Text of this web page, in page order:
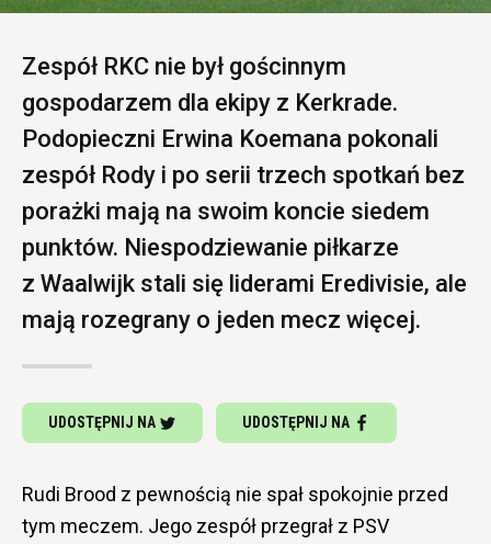
Zespół RKC nie był gościnnym
gospodarzem dla ekipy z Kerkrade.
Podopieczni Erwina Koemana pokonali
zespół Rody i po serii trzech spotkań bez
porażki mają na swoim koncie siedem
punktów. Niespodziewanie piłkarze
z Waalwijk stali się liderami Eredivisie, ale
mają rozegrany o jeden mecz więcej.
UDOSTĘPNIJ NA UDOSTĘPNIJ NA
Rudi Brood z pewnością nie spał spokojnie przed
tym meczem. Jego zespół przegrał z PSV